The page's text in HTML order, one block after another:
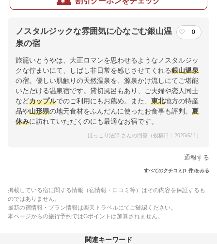
ノスタルジックな雰囲気に心なごむ銀山温
泉の宿
0
旅籠いとうやは、大正ロマンを思わせるようなノスタルジッ
クな佇まいにて、しばし非日常を感じさせてくれる銀山温泉
の宿。優しい肌触りの天然温泉を、源泉かけ流しにてご堪能
いただける温泉宿です。貸切風呂もあり、ご夫婦や恋人同士
などカップルでのご利用にもお薦め。また、 東北地方の特産
品や山形県の地元食材をふんだんに使ったお食事も評判。 夏
休みに訪れていただくのにも最適なお宿です。
ほっこり法師 さんの回答（投稿日：2025/6/ 1）
通報する
すべてのクチコミ(1 件)をみる
掲載している宿に関する情報（宿情報・口コミ等）はその内容を保証するも
のではありません。
最新の宿情報・プラン情報は楽天トラベルにてご確認ください。
本ページからの旅行予約ではGポイントは加算されません。
関連キーワード